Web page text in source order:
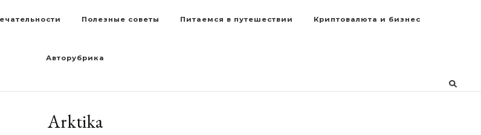
Полезные советы Питаемся в путешествии Криптовалюта и бизнес
Авторубрика
Arktika